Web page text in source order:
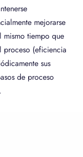
mejorarse
tiempo que
proceso (eficiencia
sus
de proceso